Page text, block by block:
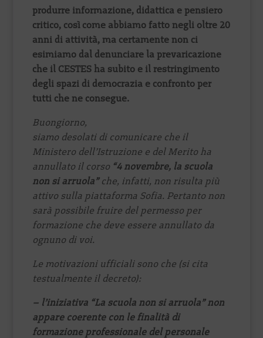
produrre informazione, didattica e pensiero
critico, così come abbiamo fatto negli oltre 20
anni di attività, ma certamente non ci
esimiamo dal denunciare la prevaricazione
che il CESTES ha subito e il restringimento
degli spazi di democrazia e confronto per
tutti che ne consegue.
Buongiorno,
siamo desolati di comunicare che il
Ministero dell’Istruzione e del Merito ha
annullato il corso “4 novembre, la scuola
non si arruola”che, infatti, non risulta più
attivo sulla piattaforma Sofia. Pertanto non
sarà possibile fruire del permesso per
formazione che deve essere annullato da
ognuno di voi.
Le motivazioni ufficiali sono che (si cita
testualmente il decreto):
– l’iniziativa “La scuola non si arruola” non
appare coerente con le finalità di
formazione professionale del personale